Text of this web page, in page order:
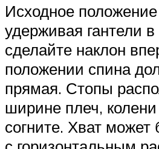
Исходное
удерживая гантели в
сделайте наклон
положении спина
прямая. Стопы
ширине плеч, колени
согните. Хват